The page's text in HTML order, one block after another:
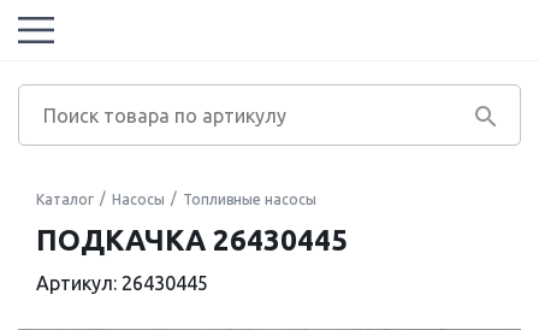
Каталог Насосы Топливные насосы
ПОДКАЧКА 26430445
Артикул: 26430445